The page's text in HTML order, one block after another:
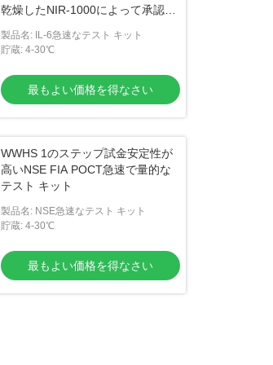
乾燥したNIR-1000によって承認し
製品名: IL-6急速なテスト キット
貯蔵: 4-30℃
最もよい価格を得なさい
WWHS 1のステップ試金安定性が
高いNSE FIA POCT急速で量的な
テスト キット
製品名: NSE急速なテスト キット
貯蔵: 4-30℃
最もよい価格を得なさい